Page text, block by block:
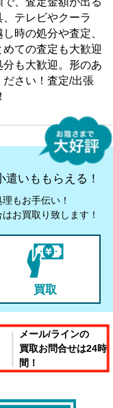
テレビやクーラ
時の処分や査定、
ての査定も大歓迎
も大歓迎。形のあ
さい！査定/出張
いももらえる！
もお手伝い！
お買取り致します！
買取
メール/ラインの
買取お問合せは24時
間！